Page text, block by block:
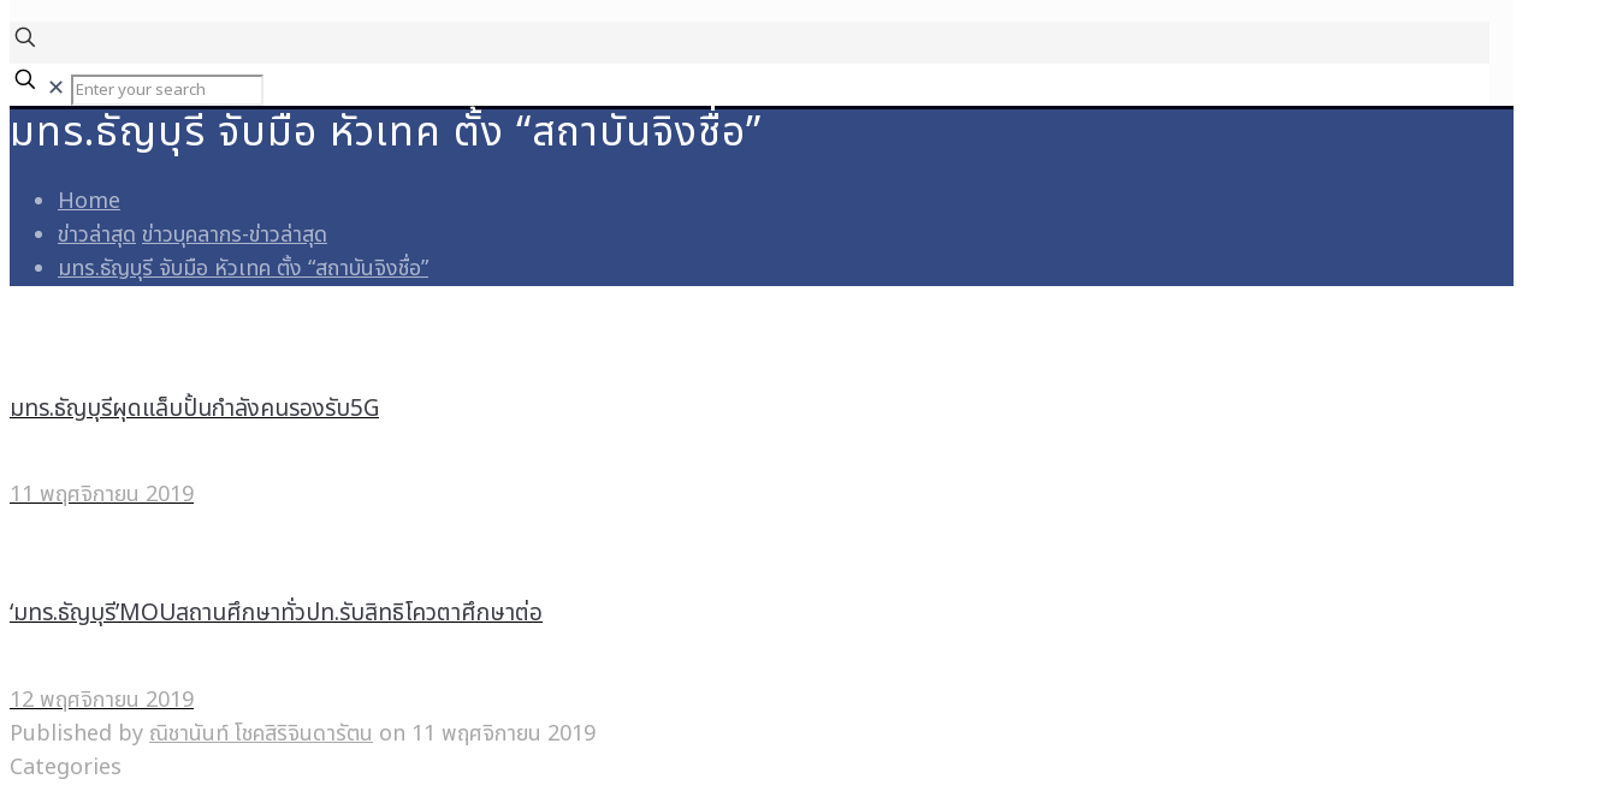
✕
มทร.ธัญบุรี จับมือ หัวเทค ตั้ง “สถาบันจิงชื่อ”
Home
ข่าวล่าสุดข่าวบุคลากร-ข่าวล่าสุด
มทร.ธัญบุรี จับมือ หัวเทค ตั้ง “สถาบันจิงชื่อ”
มทร.ธัญบุรีผุดแล็บปั้นกำลังคนรองรับ5G
11 พฤศจิกายน 2019
‘มทร.ธัญบุรี’MOUสถานศึกษาทั่วปท.รับสิทธิโควตาศึกษาต่อ
12 พฤศจิกายน 2019
Published byณิชานันท์ โชคสิริจินดารัตน on 11 พฤศจิกายน 2019
Categories